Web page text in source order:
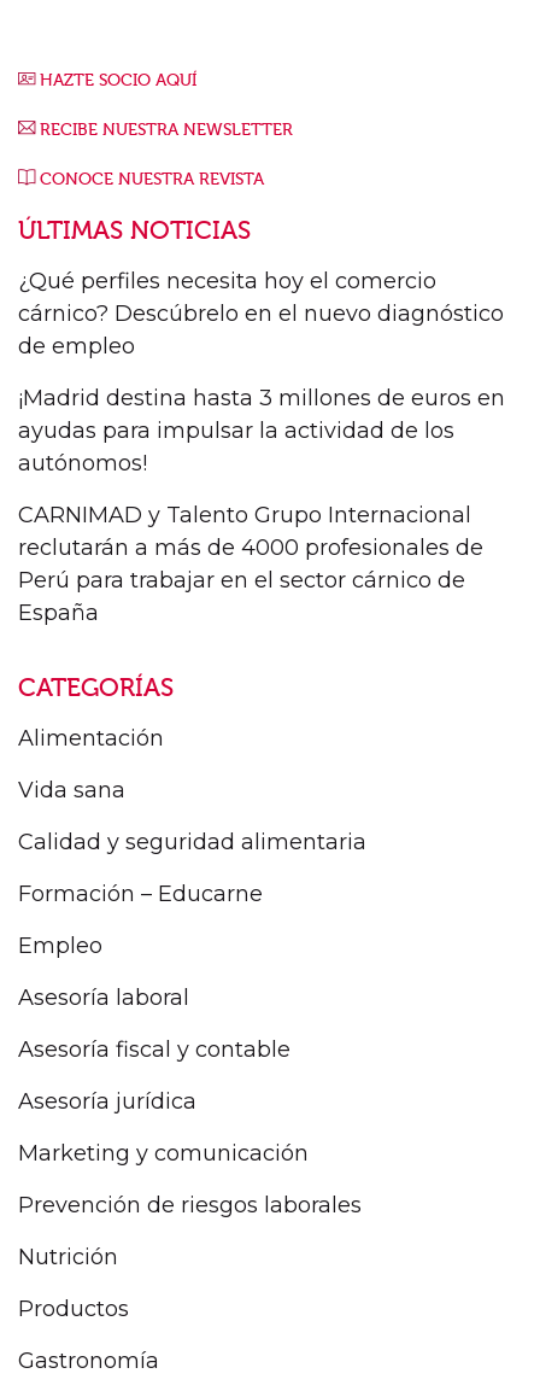
HAZTE SOCIO AQUÍ
RECIBE NUESTRA NEWSLETTER
CONOCE NUESTRA REVISTA
ÚLTIMAS NOTICIAS
¿Qué perfiles necesita hoy el comercio
cárnico? Descúbrelo en el nuevo diagnóstico
de empleo
¡Madrid destina hasta 3 millones de euros en
ayudas para impulsar la actividad de los
autónomos!
CARNIMAD y Talento Grupo Internacional
reclutarán a más de 4000 profesionales de
Perú para trabajar en el sector cárnico de
España
CATEGORÍAS
Alimentación
Vida sana
Calidad y seguridad alimentaria
Formación – Educarne
Empleo
Asesoría laboral
Asesoría fiscal y contable
Asesoría jurídica
Marketing y comunicación
Prevención de riesgos laborales
Nutrición
Productos
Gastronomía